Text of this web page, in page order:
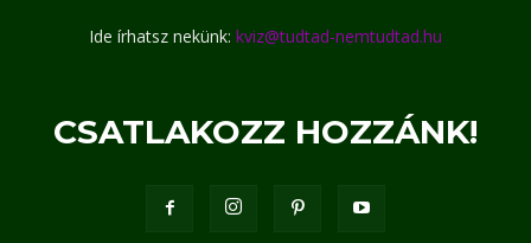
Ide írhatsz nekünk: kviz@tudtad-nemtudtad.hu
CSATLAKOZZ HOZZÁNK!